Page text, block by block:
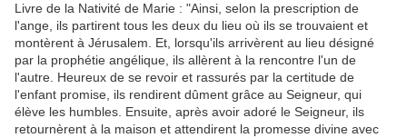
Livre de la Nativité de Marie : "Ainsi, selon la prescription de
l'ange, ils partirent tous les deux du lieu où ils se trouvaient et
montèrent à Jérusalem. Et, lorsqu'ils arrivèrent au lieu désigné
par la prophétie angélique, ils allèrent à la rencontre l'un de
l'autre. Heureux de se revoir et rassurés par la certitude de
l'enfant promise, ils rendirent dûment grâce au Seigneur, qui
élève les humbles. Ensuite, après avoir adoré le Seigneur, ils
retournèrent à la maison et attendirent la promesse divine avec